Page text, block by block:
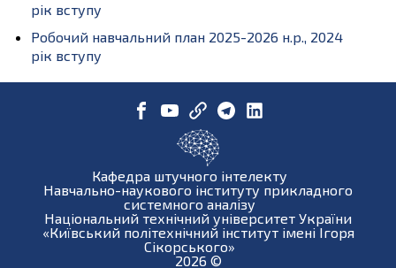
рік вступу
Робочий навчальний план 2025-2026 н.р., 2024
рік вступу
Кафедра штучного інтелекту
Навчально-наукового інституту прикладного
системного аналізу
Національний технічний університет України
«Київський політехнічний інститут імені Ігоря
Сікорського»
2026 ©